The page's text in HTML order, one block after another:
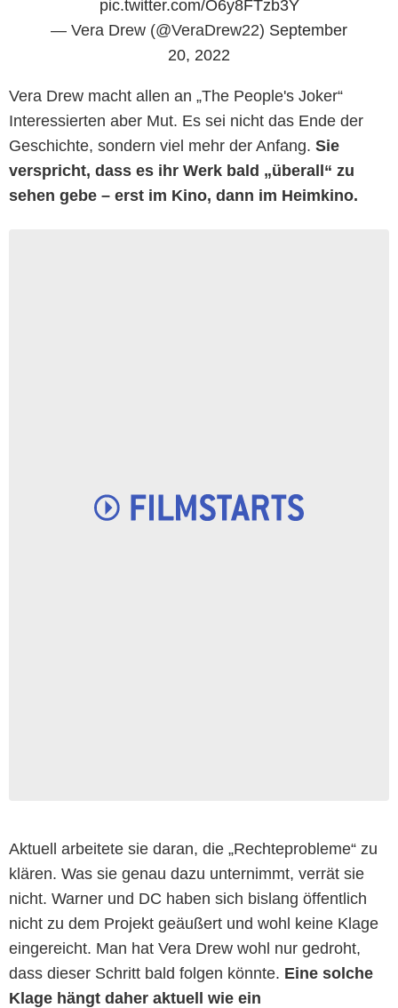
pic.twitter.com/O6y8FTzb3Y
— Vera Drew (@VeraDrew22) September
20, 2022
Vera Drew macht allen an „The People's Joker“
Interessierten aber Mut. Es sei nicht das Ende der
Geschichte, sondern viel mehr der Anfang. Sie
verspricht, dass es ihr Werk bald „überall“ zu
sehen gebe – erst im Kino, dann im Heimkino.
Aktuell arbeitete sie daran, die „Rechteprobleme“ zu
klären. Was sie genau dazu unternimmt, verrät sie
nicht. Warner und DC haben sich bislang öffentlich
nicht zu dem Projekt geäußert und wohl keine Klage
eingereicht. Man hat Vera Drew wohl nur gedroht,
dass dieser Schritt bald folgen könnte. Eine solche
Klage hängt daher aktuell wie ein